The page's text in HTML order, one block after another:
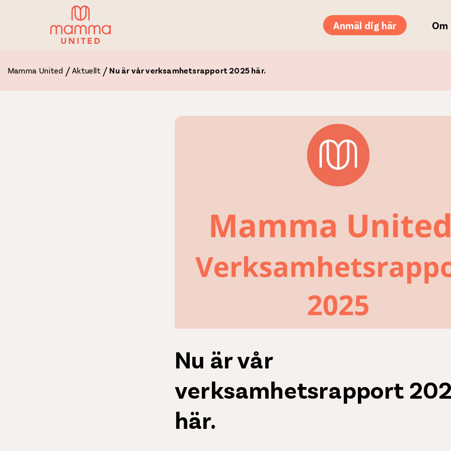
Anmäl dig här Om
Mamma United / Aktuellt / Nu är vår verksamhetsrapport 2025 här.
Nu är vår
verksamhetsrapport
här.